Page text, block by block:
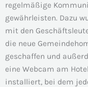
regelmäßige
gewährleisten. Dazu
mit den
die neue
geschaffen und
eine Webcam am
installiert, bei dem